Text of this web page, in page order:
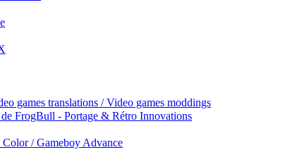
games translations / Video games moddings
FrogBull - Portage & Rétro Innovations
/ Gameboy Advance